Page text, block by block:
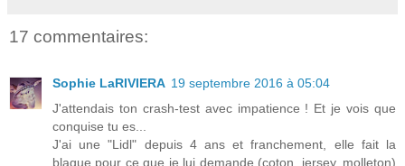
17 commentaires:
Sophie LaRIVIERA 19 septembre 2016 à 05:04
J'attendais ton crash-test avec impatience ! Et je vois que
conquise tu es...
J'ai une "Lidl" depuis 4 ans et franchement, elle fait la
blague pour ce que je lui demande (coton, jersey, molleton)